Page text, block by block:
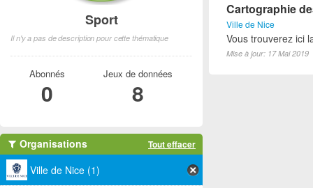
Cartographie
Ville de Nice
Vous trouverez ici
Mise à jour: 17 Mai 2019
Sport
Il n'y a pas de description pour cette thématique
Abonnés
0
Jeux de données
8
Organisations Tout effacer
Ville de Nice (1)